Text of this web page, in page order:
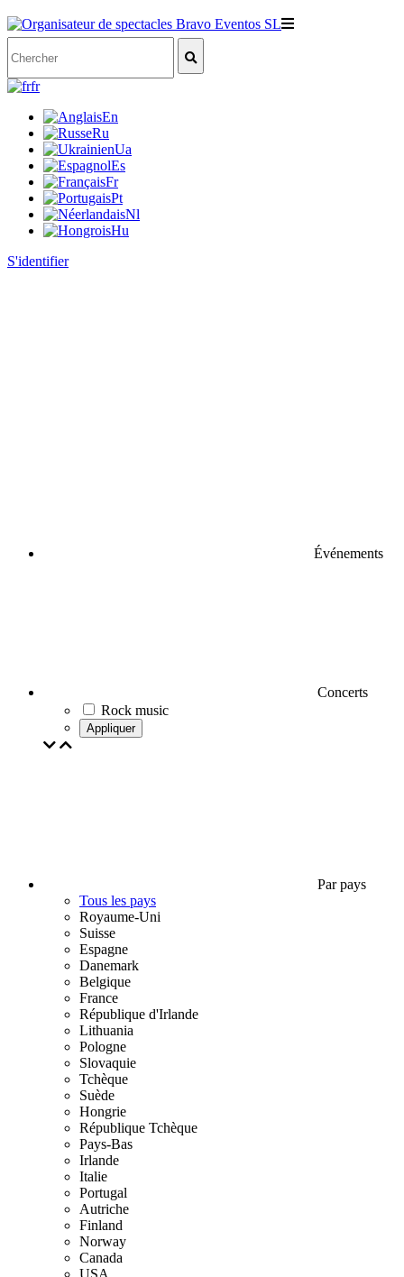
fr
En
Ru
Ua
Es
Fr
Pt
Nl
Hu
S'identifier
Événements
Concerts
Rock music
Appliquer
Par pays
Tous les pays
Royaume-Uni
Suisse
Espagne
Danemark
Belgique
France
République d'Irlande
Lithuania
Pologne
Slovaquie
Tchèque
Suède
Hongrie
République Tchèque
Pays-Bas
Irlande
Italie
Portugal
Autriche
Finland
Norway
Canada
USA